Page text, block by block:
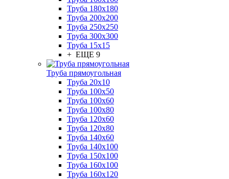
Труба 180x180
Труба 200x200
Труба 250x250
Труба 300x300
Труба 15x15
+ ЕЩЕ 9
Труба прямоугольная
Труба 20x10
Труба 100x50
Труба 100x60
Труба 100x80
Труба 120x60
Труба 120x80
Труба 140x60
Труба 140x100
Труба 150x100
Труба 160x100
Труба 160x120